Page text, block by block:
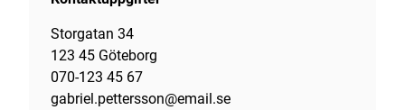
Storgatan 34
123 45 Göteborg
070-123 45 67
gabriel.pettersson@email.se